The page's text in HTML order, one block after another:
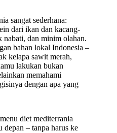
sangat sederhana:
dari ikan dan kacang-
nabati, dan minim olahan.
bahan lokal Indonesia –
kelapa sawit merah,
lakukan bukan
memahami
dengan apa yang
diet mediterrania
– tanpa harus ke